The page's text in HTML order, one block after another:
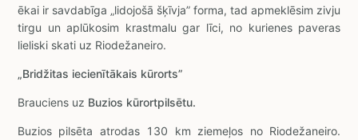
ēkai ir savdabīga „lidojošā šķīvja” forma, tad apmeklēsim zivju
tirgu un aplūkosim krastmalu gar līci, no kurienes paveras
lieliski skati uz Riodežaneiro.
„Bridžitas iecienītākais kūrorts”
Brauciens uz Buzios kūrortpilsētu.
Buzios pilsēta atrodas 130 km ziemeļos no Riodežaneiro.